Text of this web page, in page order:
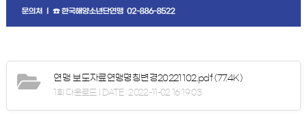
연맹 보도자료연맹명칭변경20221102.pdf(77.4K)
1회 다운로드 | DATE : 2022-11-02 16:19:03